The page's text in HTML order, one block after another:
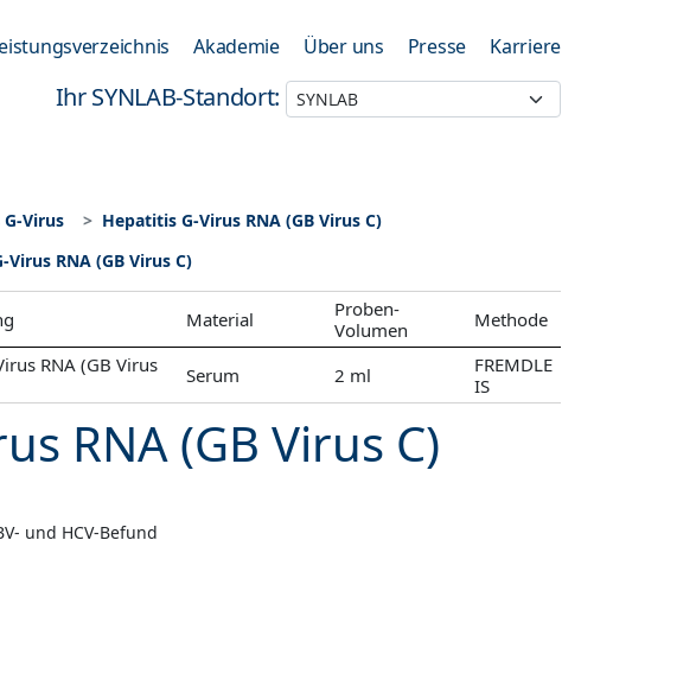
Akademie Über uns Presse Karriere
Ihr SYNLAB-Standort:
Virus
Hepatitis G-Virus RNA (GB Virus C)
Virus RNA (GB Virus C)
Material
Proben-
Volumen
Methode
RNA (GB Virus
Serum 2 ml
FREMDLE
IS
RNA (GB Virus C)
und HCV-Befund